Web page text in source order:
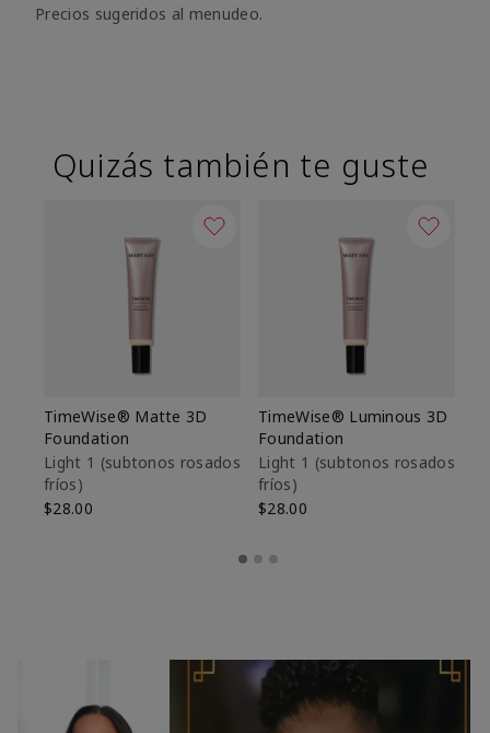
Precios sugeridos al menudeo.
Quizás también te guste
TimeWise® Matte 3D
Foundation
Light 1​ (subtonos rosados
fríos)
$28.00
TimeWise® Luminous 3D
Foundation
Light 1​ (subtonos rosados
fríos)
$28.00